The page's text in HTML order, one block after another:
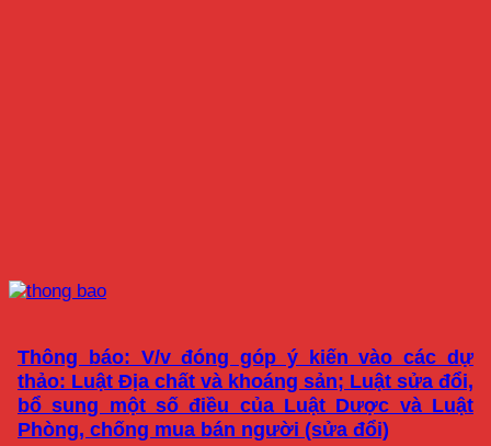
Thông báo: V/v đóng góp ý kiến vào các dự
thảo: Luật Địa chất và khoáng sản; Luật sửa đổi,
bổ sung một số điều của Luật Dược và Luật
Phòng, chống mua bán người (sửa đổi)